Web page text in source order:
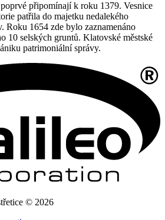
připomínají k roku 1379. Vesnice
patřila do majetku nedalekého
Roku 1654 zde bylo zaznamenáno
10 selských gruntů. Klatovské městské
patrimoniální správy.
© 2026